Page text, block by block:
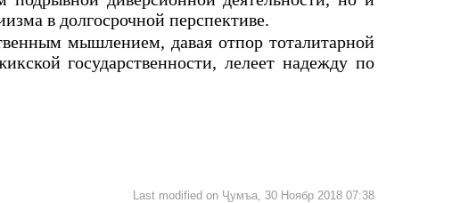
в долгосрочной перспективе.
мышлением, давая отпор тоталитарной
государственности, лелеет надежду по
Last modified on Ҷумъа, 30 Ноябр 2018 07:38